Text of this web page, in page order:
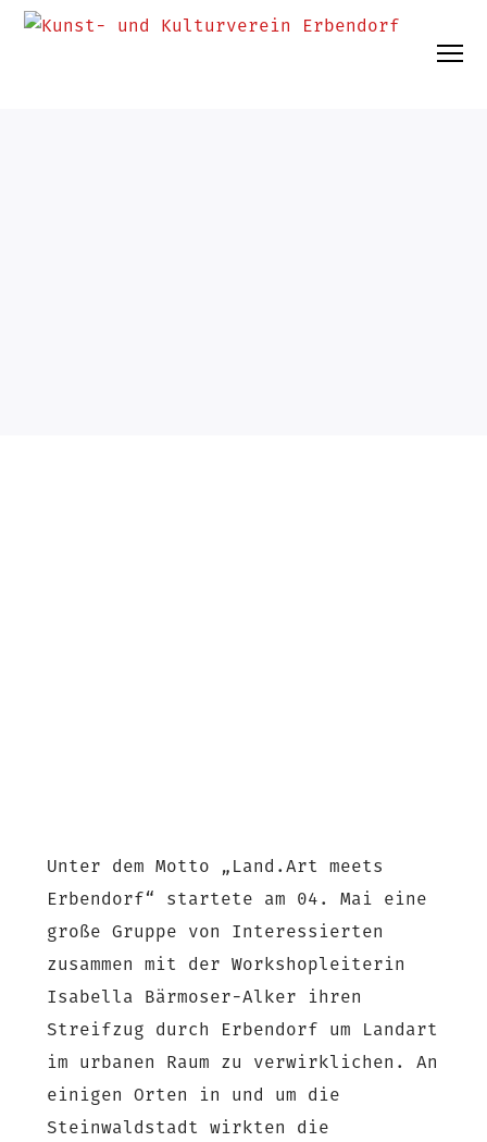
Unter dem Motto „Land.Art meets
Erbendorf“ startete am 04. Mai eine
große Gruppe von Interessierten
zusammen mit der Workshopleiterin
Isabella Bärmoser-Alker ihren
Streifzug durch Erbendorf um Landart
im urbanen Raum zu verwirklichen. An
einigen Orten in und um die
Steinwaldstadt wirkten die